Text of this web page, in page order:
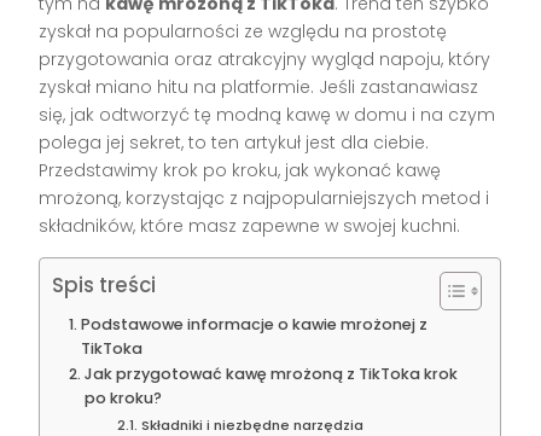
zyskał na popularności ze względu na prostotę
przygotowania oraz atrakcyjny wygląd napoju, który
zyskał miano hitu na platformie. Jeśli zastanawiasz
się, jak odtworzyć tę modną kawę w domu i na czym
polega jej sekret, to ten artykuł jest dla ciebie.
Przedstawimy krok po kroku, jak wykonać kawę
mrożoną, korzystając z najpopularniejszych metod i
składników, które masz zapewne w swojej kuchni.
Spis treści
Podstawowe informacje o kawie mrożonej z
TikToka
Jak przygotować kawę mrożoną z TikToka krok
po kroku?
Składniki i niezbędne narzędzia